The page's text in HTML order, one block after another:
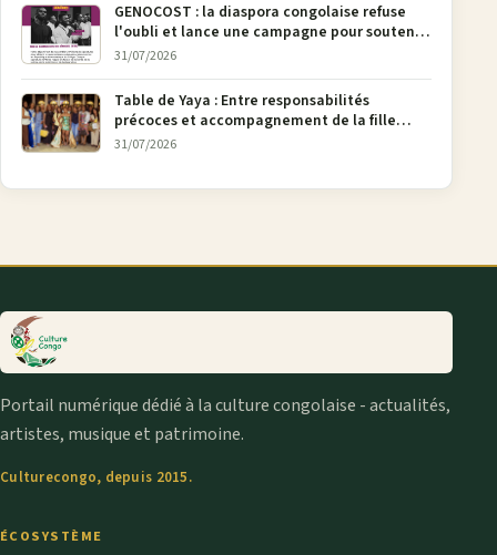
GENOCOST : la diaspora congolaise refuse
l'oubli et lance une campagne pour soutenir
la pétition FONAREV depuis Bruxelles
31/07/2026
Table de Yaya : Entre responsabilités
précoces et accompagnement de la fille
aînée, la diaspora en débat
31/07/2026
Portail numérique dédié à la culture congolaise - actualités,
artistes, musique et patrimoine.
Culturecongo, depuis 2015.
ÉCOSYSTÈME